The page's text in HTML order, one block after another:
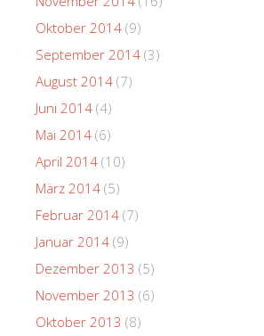
Oktober 2014 (9)
September 2014 (3)
August 2014 (7)
Juni 2014 (4)
Mai 2014 (6)
April 2014 (10)
März 2014 (5)
Februar 2014 (7)
Januar 2014 (9)
Dezember 2013 (5)
November 2013 (6)
Oktober 2013 (8)